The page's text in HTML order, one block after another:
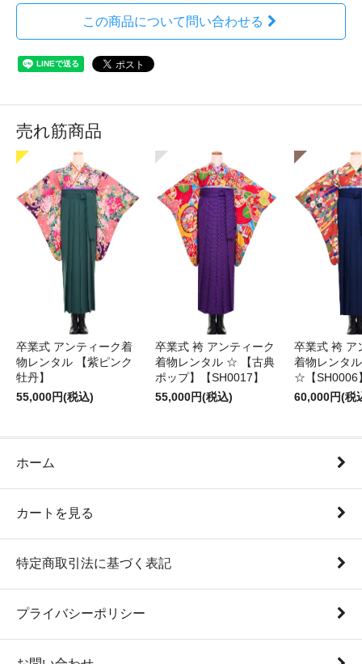
この商品について問い合わせる
売れ筋商品
卒業式 アンティーク着
物レンタル 【紫ピンク
牡丹】
55,000円(税込)
卒業式 袴 アンティーク
着物レンタル ☆ 【古典
ポップ】【SH0017】
55,000円(税込)
卒業式 袴 ア
着物レンタル
☆【SH0006
60,000円(税
ホーム
カートを見る
特定商取引法に基づく表記
プライバシーポリシー